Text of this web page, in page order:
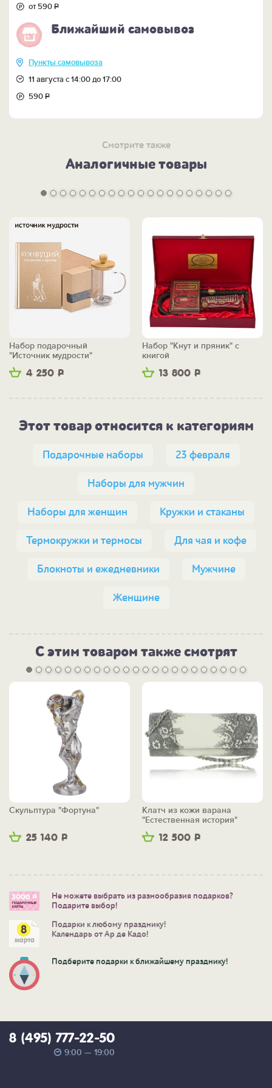
приобрести отдельно! Кликайте на названия
предметов.
от 590Р
Ближайший самовывоз
Пункты самовывоза
11 августа с 14:00 до 17:00
590Р
Смотрите также
Аналогичные товары
4 250 Р
Набор подарочный
"Источник мудрости"
13 800 Р
Набор "Кнут и пряник" с
книгой
Этот товар относится к категориям
Подарочные наборы 23 февраля
Наборы для мужчин
Наборы для женщин Кружки и стаканы
Термокружки и термосы Для чая и кофе
Блокноты и ежедневники Мужчине
Женщине
С этим товаром также смотрят
25 140 Р
Скульптура "Фортуна"
12 500 Р
Клатч из кожи варана
"Естественная история"
Не можете выбрать из разнообразия подарков?
Подарите выбор!
Подарки к любому празднику!
Календарь от Ар де Кадо!
Подберите подарки к ближайшему празднику!
8 (495) 777-22-50
9:00 — 19:00